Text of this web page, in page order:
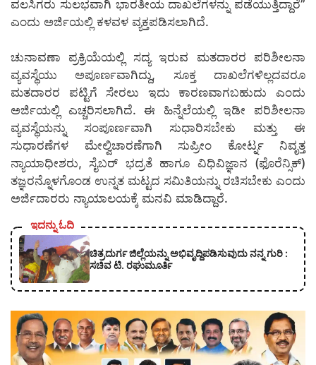
ವಲಸಿಗರು ಸುಲಭವಾಗಿ ಭಾರತೀಯ ದಾಖಲೆಗಳನ್ನು ಪಡೆಯುತ್ತಿದ್ದಾರೆ”
ಎಂದು ಅರ್ಜಿಯಲ್ಲಿ ಕಳವಳ ವ್ಯಕ್ತಪಡಿಸಲಾಗಿದೆ.
ಚುನಾವಣಾ ಪ್ರಕ್ರಿಯೆಯಲ್ಲಿ ಸದ್ಯ ಇರುವ ಮತದಾರರ ಪರಿಶೀಲನಾ
ವ್ಯವಸ್ಥೆಯು ಅಪೂರ್ಣವಾಗಿದ್ದು, ಸೂಕ್ತ ದಾಖಲೆಗಳಿಲ್ಲದವರೂ
ಮತದಾರರ ಪಟ್ಟಿಗೆ ಸೇರಲು ಇದು ಕಾರಣವಾಗಬಹುದು ಎಂದು
ಅರ್ಜಿಯಲ್ಲಿ ಎಚ್ಚರಿಸಲಾಗಿದೆ. ಈ ಹಿನ್ನೆಲೆಯಲ್ಲಿ ಇಡೀ ಪರಿಶೀಲನಾ
ವ್ಯವಸ್ಥೆಯನ್ನು ಸಂಪೂರ್ಣವಾಗಿ ಸುಧಾರಿಸಬೇಕು ಮತ್ತು ಈ
ಸುಧಾರಣೆಗಳ ಮೇಲ್ವಿಚಾರಣೆಗಾಗಿ ಸುಪ್ರೀಂ ಕೋರ್ಟ್ನ ನಿವೃತ್ತ
ನ್ಯಾಯಾಧೀಶರು, ಸೈಬರ್ ಭದ್ರತೆ ಹಾಗೂ ವಿಧಿವಿಜ್ಞಾನ (ಫೊರೆನ್ಸಿಕ್)
ತಜ್ಞರನ್ನೊಳಗೊಂಡ ಉನ್ನತ ಮಟ್ಟದ ಸಮಿತಿಯನ್ನು ರಚಿಸಬೇಕು ಎಂದು
ಅರ್ಜಿದಾರರು ನ್ಯಾಯಾಲಯಕ್ಕೆ ಮನವಿ ಮಾಡಿದ್ದಾರೆ.
ಇದನ್ನು ಓದಿ
ಚಿತ್ರದುರ್ಗ ಜಿಲ್ಲೆಯನ್ನು ಅಭಿವೃದ್ದಿಪಡಿಸುವುದು ನನ್ನ ಗುರಿ :
ಸಚಿವ ಟಿ. ರಘುಮೂರ್ತಿ